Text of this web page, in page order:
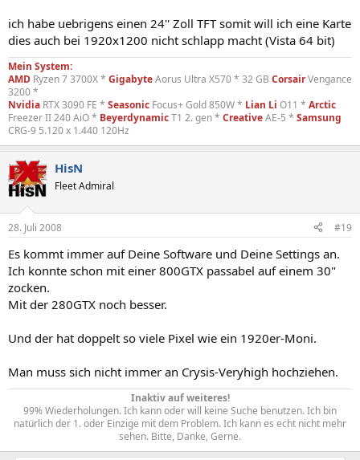
ich habe uebrigens einen 24'' Zoll TFT somit will ich eine Karte
dies auch bei 1920x1200 nicht schlapp macht (Vista 64 bit)
Mein System:
AMD Ryzen 7 3700X * GigabyteAorus Ultra X570 * 32 GB CorsairVengance
3200 *
Nvidia RTX 3090 FE * Seasonic Focus+ Gold 850W * Lian Li O11 * Arctic
Freezer II 240 AiO * BeyerdynamicT1 2. gen * CreativeAE-5 * Samsung
CRG-9 5.120 x 1.440 120Hz
HisN
Fleet Admiral
28. Juli 2008 #19
Es kommt immer auf Deine Software und Deine Settings an.
Ich konnte schon mit einer 800GTX passabel auf einem 30"
zocken.
Mit der 280GTX noch besser.
Und der hat doppelt so viele Pixel wie ein 1920er-Moni.
Man muss sich nicht immer an Crysis-Veryhigh hochziehen.
Inaktiv auf weiteres!
99% Wiederholungen. Ich kann oder will keine Suche benutzen. Ich bin
natürlich der 1. oder Einzige mit dem Problem. Ich kann es echt nicht mehr
sehen. Bitte, Danke, Gerne.​